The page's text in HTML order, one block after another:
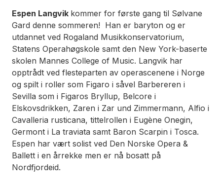
Espen Langvik kommer for første gang til Sølvane
Gard denne sommeren! Han er baryton og er
utdannet ved Rogaland Musikkonservatorium,
Statens Operahøgskole samt den New York-baserte
skolen Mannes College of Music. Langvik har
opptrådt ved flesteparten av operascenene i Norge
og spilt i roller som Figaro i såvel Barbereren i
Sevilla som i Figaros Bryllup, Belcore i
Elskovsdrikken, Zaren i Zar und Zimmermann, Alfio i
Cavalleria rusticana, tittelrollen i Eugène Onegin,
Germont i La traviata samt Baron Scarpin i Tosca.
Espen har vært solist ved Den Norske Opera &
Ballett i en årrekke men er nå bosatt på
Nordfjordeid.